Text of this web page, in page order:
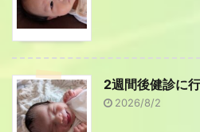
2週間後健診に行
2026/8/2